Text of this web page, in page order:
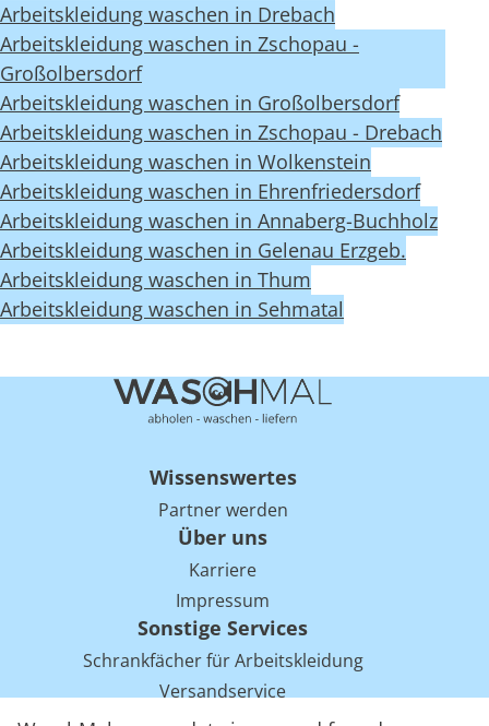
Arbeitskleidung waschen in Drebach
Arbeitskleidung waschen in Zschopau -
Großolbersdorf
Arbeitskleidung waschen in Großolbersdorf
Arbeitskleidung waschen in Zschopau - Drebach
Arbeitskleidung waschen in Wolkenstein
Arbeitskleidung waschen in Ehrenfriedersdorf
Arbeitskleidung waschen in Annaberg-Buchholz
Arbeitskleidung waschen in Gelenau Erzgeb.
Arbeitskleidung waschen in Thum
Arbeitskleidung waschen in Sehmatal
Wissenswertes
Partner werden
Über uns
Karriere
Impressum
Sonstige Services
Schrankfächer für Arbeitskleidung
Versandservice